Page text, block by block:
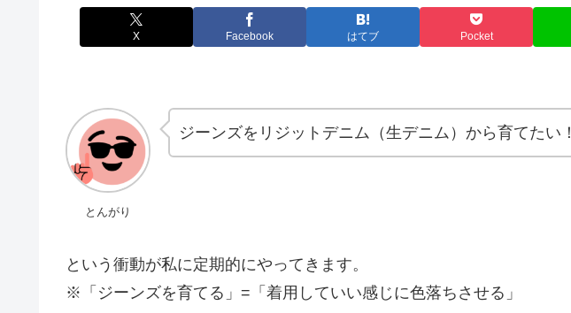
X Facebook はてブ Pocket
とんがり
ジーンズをリジットデニム（生デニム）から育てたい！
という衝動が私に定期的にやってきます。
※「ジーンズを育てる」=「着用していい感じに色落ちさせる」